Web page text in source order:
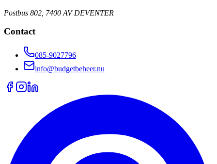
Postbus 802, 7400 AV DEVENTER
Contact
085-9027796
info@budgetbeheer.nu